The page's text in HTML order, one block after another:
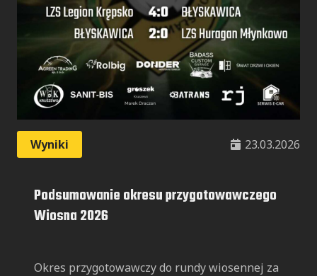
Wyniki 23.03.2026
Podsumowanie okresu przygotowawczego
Wiosna 2026
Okres przygotowawczy do rundy wiosennej za